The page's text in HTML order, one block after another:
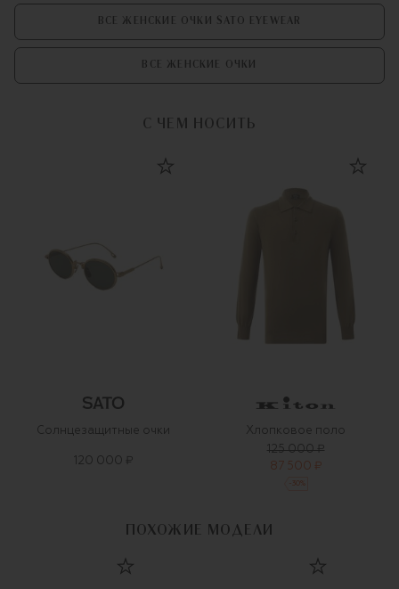
ВСЕ ЖЕНСКИЕ ОЧКИ SATO EYEWEAR
ВСЕ ЖЕНСКИЕ ОЧКИ
С ЧЕМ НОСИТЬ
Солнцезащитные очки
120 000 ₽
Хлопковое поло
125 000 ₽
87 500 ₽
%
ПОХОЖИЕ МОДЕЛИ